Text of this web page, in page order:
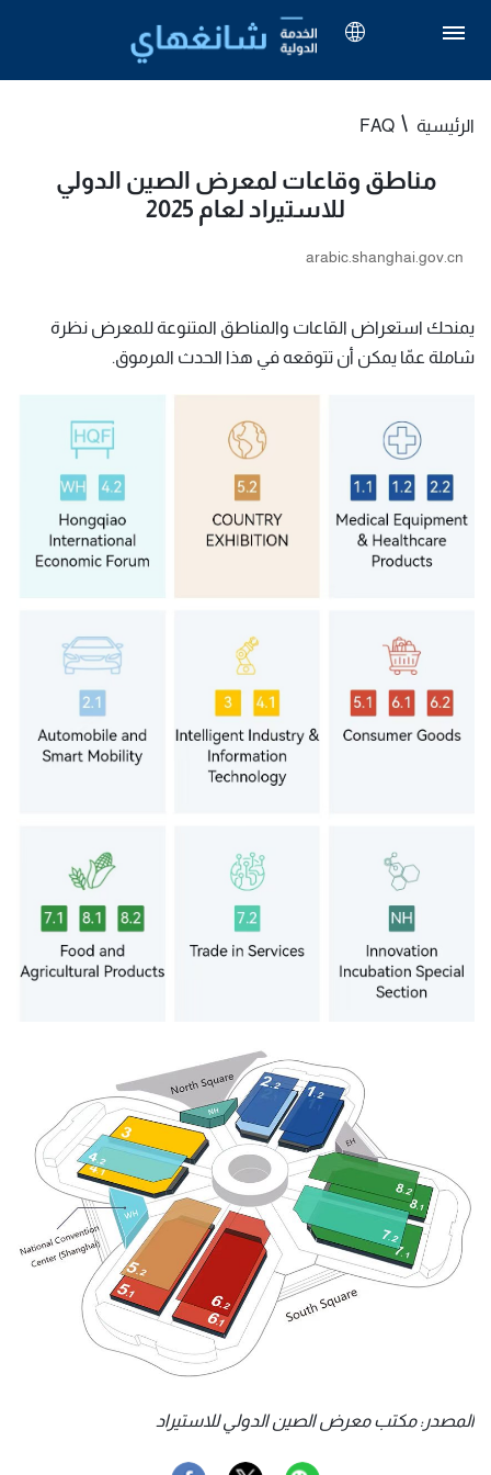
الرئيسية FAQ
مناطق وقاعات لمعرض الصين الدولي
للاستيراد لعام 2025
arabic.shanghai.gov.cn
يمنحك استعراض القاعات والمناطق المتنوعة للمعرض نظرة
شاملة عمّا يمكن أن تتوقعه في هذا الحدث المرموق.
المصدر: مكتب معرض الصين الدولي للاستيراد